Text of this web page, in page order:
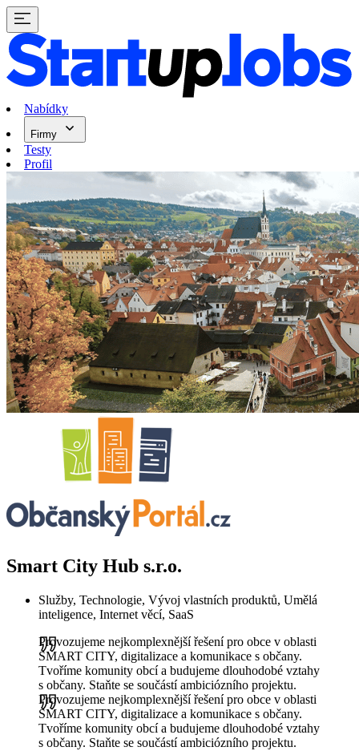
Nabídky
Firmy
Testy
Profil
Smart City Hub s.r.o.
Služby, Technologie, Vývoj vlastních produktů, Umělá
inteligence, Internet věcí, SaaS
Provozujeme nejkomplexnější řešení pro obce v oblasti
SMART CITY, digitalizace a komunikace s občany.
Tvoříme komunity obcí a budujeme dlouhodobé vztahy
s občany. Staňte se součástí ambiciózního projektu.
Provozujeme nejkomplexnější řešení pro obce v oblasti
SMART CITY, digitalizace a komunikace s občany.
Tvoříme komunity obcí a budujeme dlouhodobé vztahy
s občany. Staňte se součástí ambiciózního projektu.